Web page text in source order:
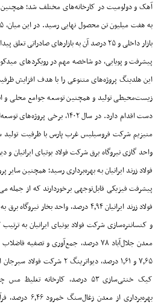
آهک و دولومیت در کارخانه‌های مختلف شد؛
به هفت میلیون تن محصول نهایی رسید. در این میان،
بازار داخلی و۲۵درصد آن به بازارهای صادراتی تعلق
پیشرفت و پویایی، دو شاخصه مهم در رویکردهای
این هلدینگ پروژه‌های متنوعی را با هدف افزایش
زیست‌محیطی تولید و همچنین توسعه جوامع محلی و
دست اقدام دارد. در سال۱۴۰۲، برخی پروژه‌های
منیزیم شرکت فروسیلیس غرب پارس با ظرفیت تولید
واحد گازی نیروگاه برق شرکت فولاد بوتیای ایرانیان و
فولاد زرند ایرانیان به بهره‌برداری رسید؛ همچنین
پیشرفت فیزیکی قابل‌توجهی برخوردارند که از جمله
فولاد زرند ایرانیان۹۴٫۴درصد، واحد بخار نیروگاه برق
و کنسانتره‌سازی شرکت فولاد بوتیای ایرانیان به ترتیب
معدن جلال‌آباد ۷۸درصد، جمع‌آوری و تصفیه فاضلاب
۶۵٫۷و۶۱٫۱درصد، دیواترینگ۲شرکت فولاد سیرجان
کیک خنثی‌سازی۵۳ درصد، کارخانه تغلیظ مس
بهره‌برداری از معدن زغال‌سنگ خمرود۴۶٫۶ درصد،